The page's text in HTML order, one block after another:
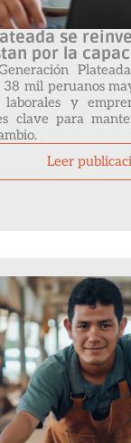
se
por la
mil peruanos
laborales y
clave para
Leer